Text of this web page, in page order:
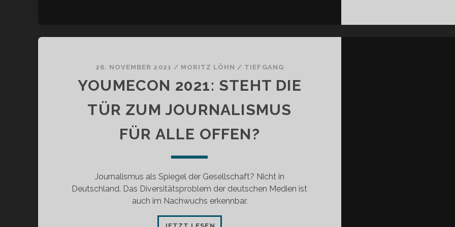
26. NOVEMBER 2021 / MORITZ LÖHN / TIEFGANG
YOUMECON 2021: STEHT DIE
TÜR ZUM JOURNALISMUS
FÜR ALLE OFFEN?
Journalismus als Spiegel der Gesellschaft? Nicht in
Deutschland. Das Diversitätsproblem der deutschen Medien ist
auch im Nachwuchs erkennbar.